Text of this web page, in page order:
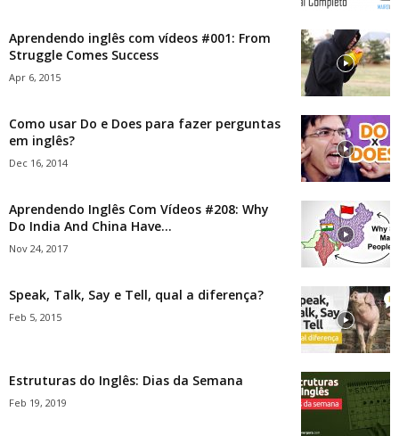
Aprendendo inglês com vídeos #001: From
Struggle Comes Success
Apr 6, 2015
Como usar Do e Does para fazer perguntas
em inglês?
Dec 16, 2014
Aprendendo Inglês Com Vídeos #208: Why
Do India And China Have...
Nov 24, 2017
Speak, Talk, Say e Tell, qual a diferença?
Feb 5, 2015
Estruturas do Inglês: Dias da Semana
Feb 19, 2019